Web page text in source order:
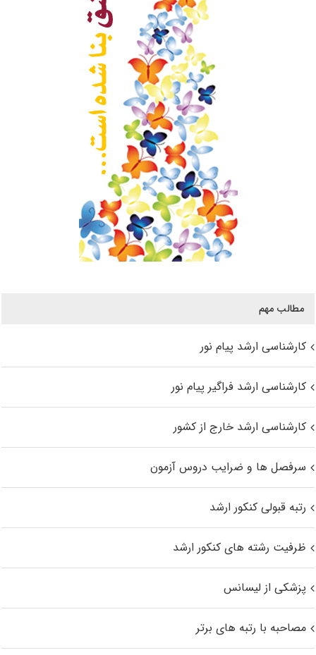
مطالب مهم
کارشناسی ارشد پیام نور
کارشناسی ارشد فراگیر پیام نور
کارشناسی ارشد خارج از کشور
سرفصل ها و ضرایب دروس آزمون
رتبه قبولی کنکور ارشد
ظرفیت رشته های کنکور ارشد
پزشکی از لیسانس
مصاحبه با رتبه های برتر